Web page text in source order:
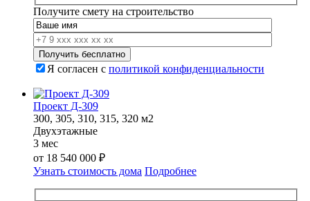
Получите смету на строительство
Я согласен с политикой конфиденциальности
Проект Д-309
300, 305, 310, 315, 320 м2
Двухэтажные
3 мес
от 18 540 000 ₽
Узнать стоимость дома Подробнее